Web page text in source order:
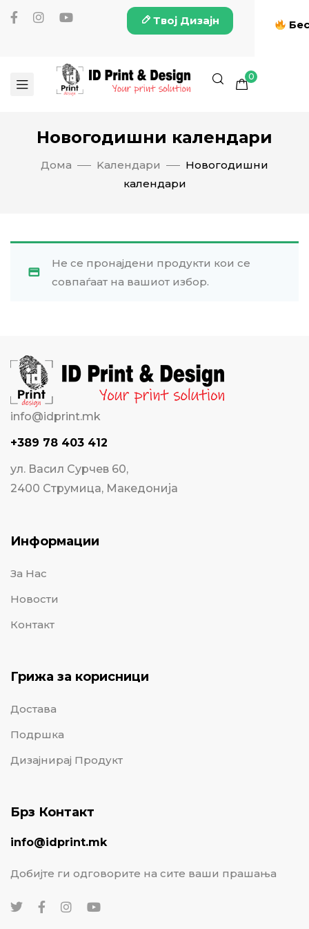
Твој Дизајн
0
Новогодишни календари
Дома Kалендари
Новогодишни
календари
Не се пронајдени продукти кои се
совпаѓаат на вашиот избор.
info@idprint.mk
+389 78 403 412
ул. Васил Сурчев 60,
2400 Струмица, Македонија
Информации
За Нас
Новости
Контакт
Грижа за корисници
Достава
Подршка
Дизајнирај Продукт
Брз Контакт
info@idprint.mk
Добијте ги одговорите на сите ваши прашања